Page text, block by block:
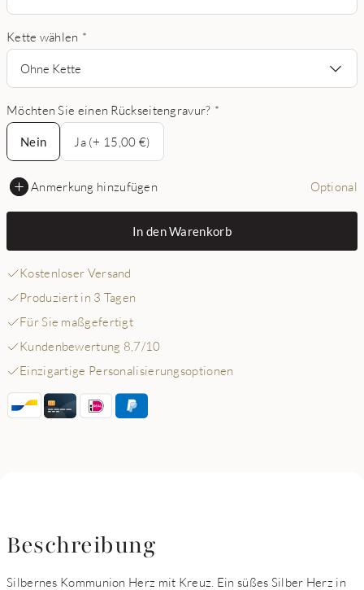
Kette wählen *
Ohne Kette
Möchten Sie einen Rückseitengravur? *
Nein
Nein
Ja (+ 15,00 €)
Anmerkung hinzufügen Optional
In den Warenkorb
Kostenloser Versand
Produziert in 3 Tagen
Für Sie maßgefertigt
Kundenbewertung 8,7/10
Einzigartige Personalisierungsoptionen
Beschreibung
Silbernes Kommunion Herz mit Kreuz. Ein süßes Silber Herz in